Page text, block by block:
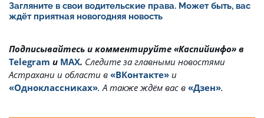
Загляните в свои водительские права. Может быть, вас
ждёт приятная новогодняя новость
Подписывайтесь и комментируйте «Каспийинфо» в
Telegram и MAX. Cледите за главными новостями
Астрахани и области в «ВКонтакте» и
«Одноклассниках». А также ждём вас в «Дзен».